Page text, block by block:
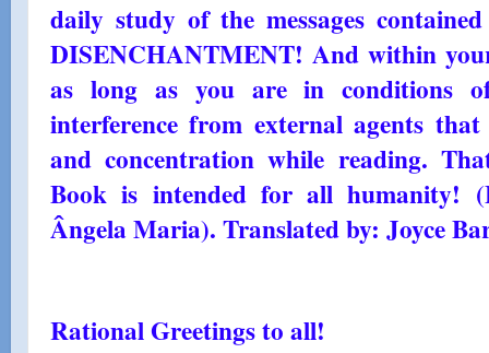
daily study of the messages
DISENCHANTMENT! And within
as long as you are in conditions
interference from external agents
and concentration while reading.
Book is intended for all humanity!
Ângela Maria). Translated by: Joyce
Rational Greetings to all!